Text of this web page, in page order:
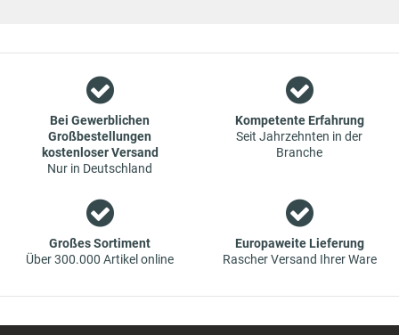
Einzelhandels für Fahrzeug-Ersatzteile. Die Konzentration
liegt bei Verschleißteilen - wir bieten Original-Ersatzteile und
Marken-Ersatzteile von Erstausrüstern zu absoluten Top-
Konditionen an. Dies bedeutet aber auch, dass wenn Sie mal
das gewünschte Ersatzteil in unseren online-Angeboten
nicht finden, Sie uns gerne kontaktieren können. Sie können
garantiert günstigen Preisen.
Bei Gewerblichen
Großbestellungen
kostenloser Versand
Nur in Deutschland
Kompetente Erfahrung
Seit Jahrzehnten in der
Branche
Großes Sortiment
Über 300.000 Artikel online
Europaweite Lieferung
Rascher Versand Ihrer Ware